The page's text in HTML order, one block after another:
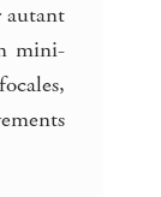
autant
mini-